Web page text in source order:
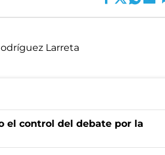
Larreta
el control del debate por la